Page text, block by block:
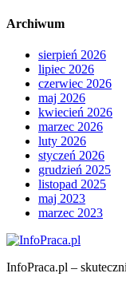
Archiwum
sierpień 2026
lipiec 2026
czerwiec 2026
maj 2026
kwiecień 2026
marzec 2026
luty 2026
styczeń 2026
grudzień 2025
listopad 2025
maj 2023
marzec 2023
InfoPraca.pl –